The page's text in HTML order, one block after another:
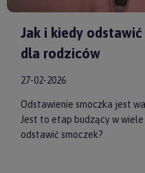
Jak i kiedy
dla rodziców
27-02-2026
Odstawienie smoczka jest
Jest to etap budzący w
odstawić smoczek?